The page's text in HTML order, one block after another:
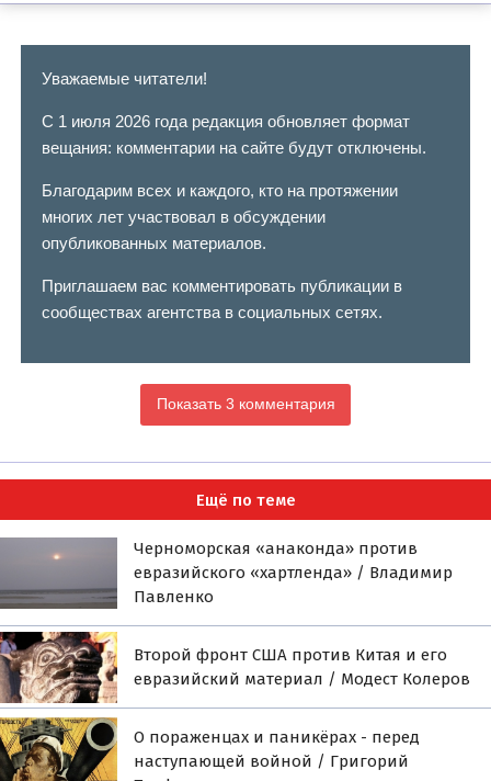
Уважаемые читатели!
С 1 июля 2026 года редакция обновляет формат
вещания: комментарии на сайте будут отключены.
Благодарим всех и каждого, кто на протяжении
многих лет участвовал в обсуждении
опубликованных материалов.
Приглашаем вас комментировать публикации в
сообществах агентства в социальных сетях.
Показать 3 комментария
Ещё по теме
Черноморская «анаконда» против
евразийского «хартленда» / Владимир
Павленко
Второй фронт США против Китая и его
евразийский материал / Модест Колеров
О пораженцах и паникёрах - перед
наступающей войной / Григорий